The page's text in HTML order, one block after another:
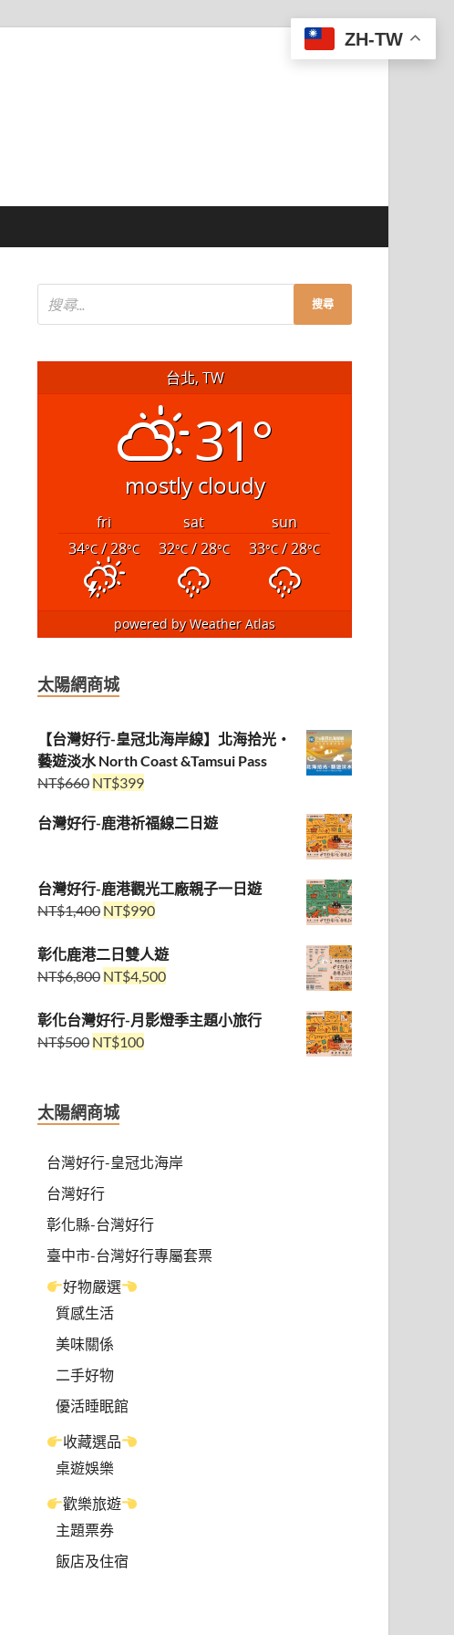
台北, TW
31°
mostly cloudy
fri sat
sun
34°C/ 28°C 32°C/ 28°C 33°C/ 28°C
powered byWeather Atlas
太陽網商城
【台灣好行-皇冠北海岸線】北海拾光・
藝遊淡水 North Coast &Tamsui Pass
NT$660 NT$399
台灣好行-鹿港祈福線二日遊
台灣好行-鹿港觀光工廠親子一日遊
NT$1,400 NT$990
彰化鹿港二日雙人遊
NT$6,800 NT$4,500
彰化台灣好行-月影燈季主題小旅行
NT$500 NT$100
太陽網商城
台灣好行-皇冠北海岸
台灣好行
彰化縣-台灣好行
臺中市-台灣好行專屬套票
好物嚴選
質感生活
美味關係
二手好物
優活睡眠館
收藏選品
桌遊娛樂
歡樂旅遊
主題票券
飯店及住宿
ZH-TW